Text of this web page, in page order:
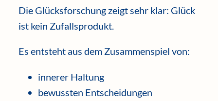
Die Glücksforschung zeigt sehr klar: Glück
ist kein Zufallsprodukt.
Es entsteht aus dem Zusammenspiel von:
innerer Haltung
bewussten Entscheidungen